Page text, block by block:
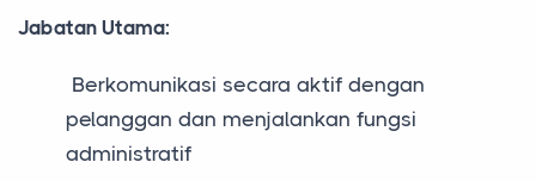
Jabatan Utama:
Berkomunikasi secara aktif dengan
pelanggan dan menjalankan fungsi
administratif